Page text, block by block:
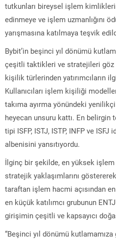
tutkunları bireysel işlem
edinmeye ve işlem uzmanlığını
yarışmasına katılmaya teşvik
Bybit’in beşinci yıl dönümü
çeşitli taktikleri ve stratejileri göz
kişilik türlerinden yatırımcıların
Kullanıcıları işlem kişiliği
takıma ayırma yönündeki
heyecan unsuru kattı. En
tipi ISFP, ISTJ, ISTP, INFP ve ISFJ
albenisini yansıtıyordu.
İlginç bir şekilde, en yüksek
stratejik yaklaşımlarını
taraftan işlem hacmi açısından
en küçük katılımcı grubunun
girişimin çeşitli ve kapsayıcı
“Beşinci yıl dönümü